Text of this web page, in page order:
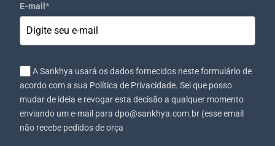
E-mail *
A Sankhya usará os dados fornecidos neste formulário de
acordo com a sua Política de Privacidade. Sei que posso
mudar de ideia e revogar esta decisão a qualquer momento
enviando um e-mail para dpo@sankhya.com.br (esse email
não recebe pedidos de orça